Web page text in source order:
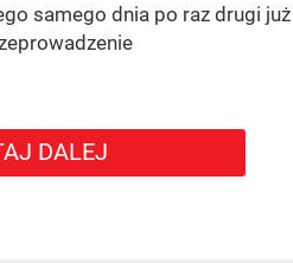
samego dnia po raz drugi już
DALEJ